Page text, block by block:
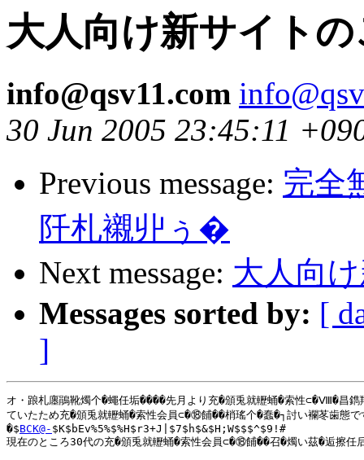
大人向け新サイト
info@qsv11.com
30 Jun 2005 23:45:11
Previous message: 完全
阡札襯丱ぅ�
Next message: 大人向
Messages sorted by: [
]
オ・踉札廛鵑靴燭个�蠅任垢����先月より充�頒兎就轣蛹�索性⊂�Ⅷ�昌鐫
ていたため充�頒兎就轣蛹�索性会員⊂�⑱餔��梢瑤个�蠢�┐討い襴苳歯態で
�$BCK@- $K$bEv%5%$%H$r3+J|$7$h$&$H;W$$$^$9!#
現在のところ30代の充�頒兎就轣蛹�索性会員⊂�⑱餔��召�燭い茲�逅擦任